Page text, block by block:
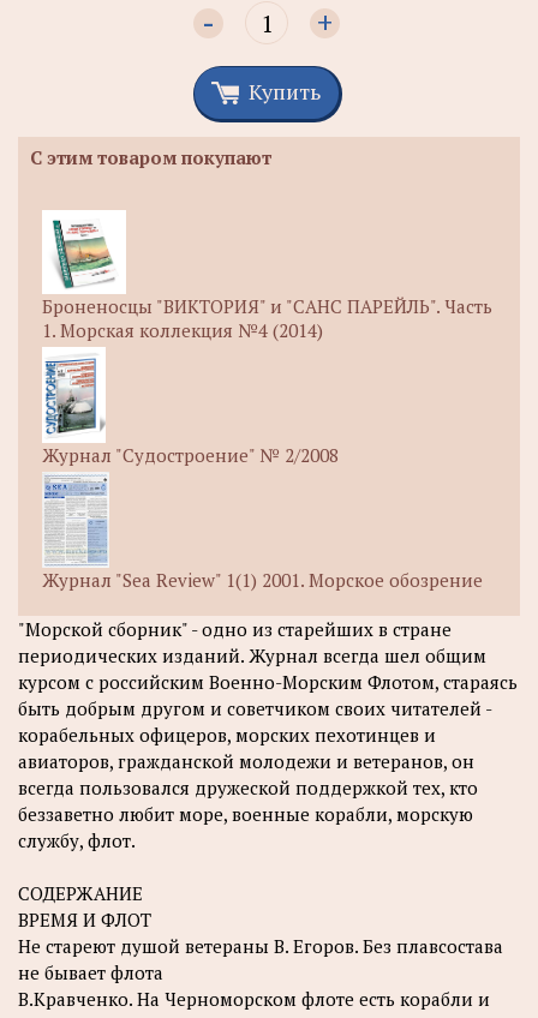
- +
Купить
С этим товаром покупают
Броненосцы "ВИКТОРИЯ" и "САНС ПАРЕЙЛЬ". Часть
1. Морская коллекция №4 (2014)
Журнал "Судостроение" № 2/2008
Журнал "Sea Review" 1(1) 2001. Морское обозрение
"Морской сборник" - одно из старейших в стране
периодических изданий. Журнал всегда шел общим
курсом с российским Военно-Морским Флотом, стараясь
быть добрым другом и советчиком своих читателей -
корабельных офицеров, морских пехотинцев и
авиаторов, гражданской молодежи и ветеранов, он
всегда пользовался дружеской поддержкой тех, кто
беззаветно любит море, военные корабли, морскую
службу, флот.
СОДЕРЖАНИЕ
ВРЕМЯ И ФЛОТ
Не стареют душой ветераны В. Егоров. Без плавсостава
не бывает флота
В.Кравченко. На Черноморском флоте есть корабли и